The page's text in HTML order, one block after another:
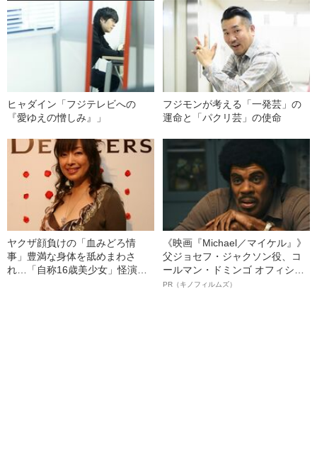
ヒャダイン「フジテレビへの
『愛ゆえの憎しみ』」
フジモンが考える「一発芸」の
運命と「パクリ芸」の使命
ヤクザ顔負けの「血みどろ情
事」豊満な身体を舐めまわさ
れ…「自称16歳美少女」怪演
《映画『Michael／マイケル』》
父ジョセフ・ジャクソン役、コ
ールマン・ドミンゴ オフィシャ
ルインタビュー“観客を魅了した
PR（キノフィルムズ）